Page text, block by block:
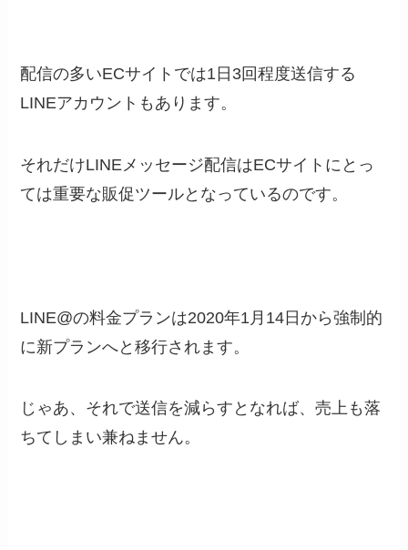
配信の多いECサイトでは1日3回程度送信する
LINEアカウントもあります。
それだけLINEメッセージ配信はECサイトにとっ
ては重要な販促ツールとなっているのです。
LINE@の料金プランは2020年1月14日から強制的
に新プランへと移行されます。
じゃあ、それで送信を減らすとなれば、売上も落
ちてしまい兼ねません。